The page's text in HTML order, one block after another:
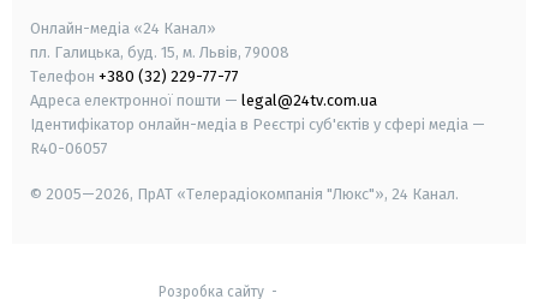
Онлайн-медіа «24 Канал»
пл. Галицька, буд. 15, м. Львів, 79008
Телефон +380 (32) 229-77-77
Адреса електронної пошти — legal@24tv.com.ua
Ідентифікатор онлайн-медіа в Реєстрі суб'єктів у сфері медіа —
R40-06057
© 2005—2026, ПрАТ «Телерадіокомпанія "Люкс"», 24 Канал.
Розробка сайту-